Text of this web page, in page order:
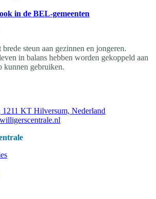
in de BEL-gemeenten
steun aan gezinnen en jongeren.
in balans hebben worden gekoppeld aan
kunnen gebruiken.
1211 KT Hilversum, Nederland